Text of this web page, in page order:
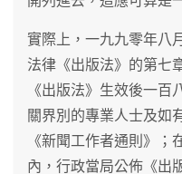
實際上，一九九零年八
法律《出版法》的第七
《出版法》生效後一百
關界別的專業人士及如
《新聞工作者通則》；
內，行政當局公佈《出